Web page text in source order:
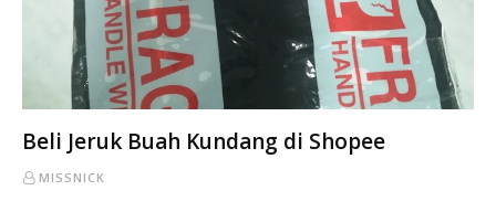
Beli Jeruk Buah Kundang di Shopee
MISSNICK